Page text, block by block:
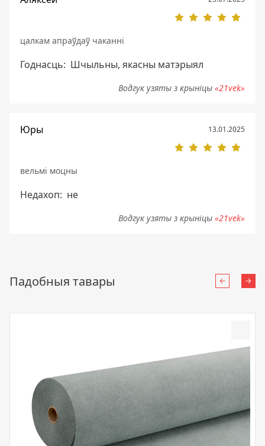
цалкам апраўдаў чаканні
Годнасць: Шчыльны, якасны матэрыял
Водгук узяты з крыніцы «21vek»
Юры 13.01.2025
вельмі моцны
Недахоп: не
Водгук узяты з крыніцы «21vek»
Падобныя тавары Назад